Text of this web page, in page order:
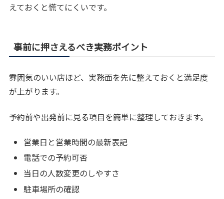
えておくと慌てにくいです。
事前に押さえるべき実務ポイント
雰囲気のいい店ほど、実務面を先に整えておくと満足度
が上がります。
予約前や出発前に見る項目を簡単に整理しておきます。
営業日と営業時間の最新表記
電話での予約可否
当日の人数変更のしやすさ
駐車場所の確認